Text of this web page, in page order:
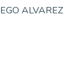
ALVAREZ